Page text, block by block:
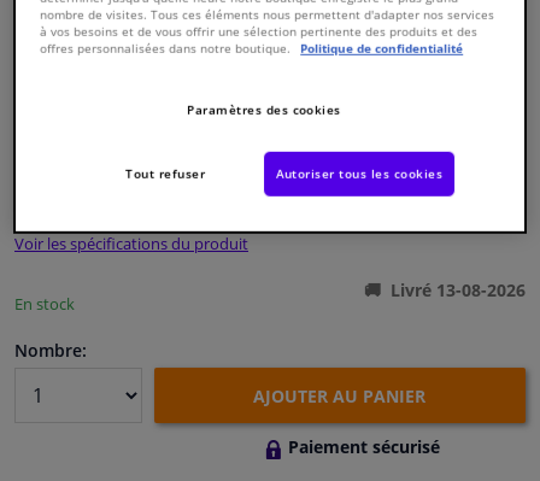
Intérieur & ameublement
Styling & Performance
Nettoyage & protection
Atelier & outils
Camping-car, moto & vélo
Promotions et réductions
Numéro de produit d'origine:0324435
Voir les spécifications du produit
En stock
Livré 13-08-2026
Nombre:
AJOUTER AU PANIER
Paiement sécurisé
nombre de visites. Tous ces éléments nous permettent d'adapter nos services
à vos besoins et de vous offrir une sélection pertinente des produits et des
offres personnalisées dans notre boutique.
Politique de confidentialité
Paramètres des cookies
Tout refuser Autoriser tous les cookies